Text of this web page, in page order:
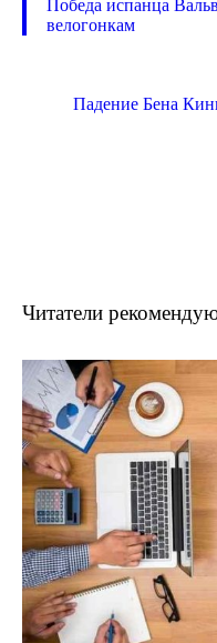
Победа испанца
велогонкам
Падение Бена
Читатели